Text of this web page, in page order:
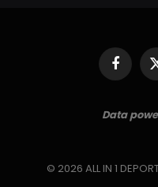
Data
© 2026 ALL IN 1